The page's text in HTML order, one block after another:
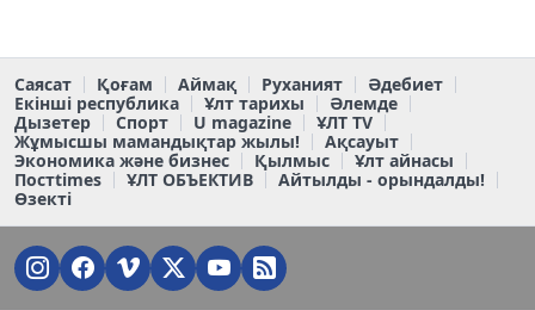
Саясат Қоғам Аймақ Руханият
Әдебиет
Екінші республика
Ұлт тарихы
Әлемде
Дызетер
Спорт U magazine
ҰЛТ TV
Жұмысшы мамандықтар жылы!
Ақсауыт
Экономика және бизнес
Қылмыс
Ұлт айнасы
Постtimes
ҰЛТ ОБЪЕКТИВ
Айтылды - орындалды!
Өзекті